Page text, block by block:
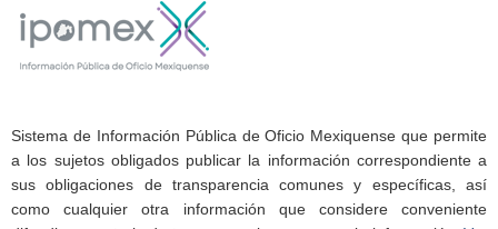
Sistema de Información Pública de Oficio Mexiquense que permite
a los sujetos obligados publicar la información correspondiente a
sus obligaciones de transparencia comunes y específicas, así
como cualquier otra información que considere conveniente